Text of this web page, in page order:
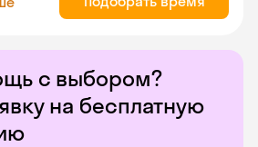
с выбором?
на бесплатную